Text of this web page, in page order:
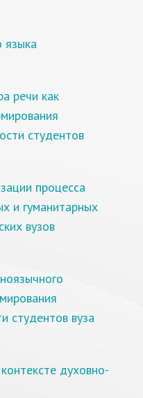
языка
речи как
студентов
процесса
и гуманитарных
вузов
студентов вуза
духовно-